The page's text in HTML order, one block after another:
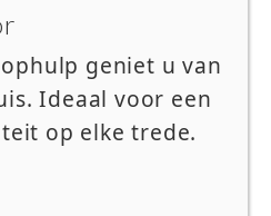
geniet u van
Ideaal voor een
op elke trede.